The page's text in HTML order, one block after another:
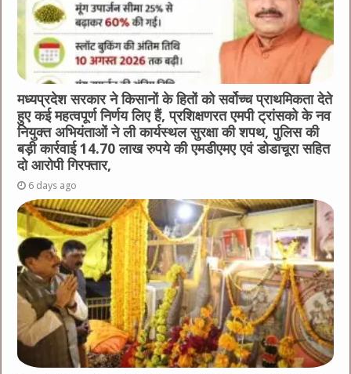
मध्यप्रदेश सरकार ने किसानों के हितों को सर्वोच्च प्राथमिकता देते
हुए कई महत्वपूर्ण निर्णय लिए हैं, प्रशिक्षणरत एमपी ट्रांसको के नव
नियुक्त अभियंताओं ने ली कार्यस्थल सुरक्षा की शपथ, पुलिस की
बड़ी कार्रवाई 14.70 लाख रुपये की एमडीएमए एवं डोडाचूरा सहित
दो आरोपी गिरफ्तार,
6 days ago